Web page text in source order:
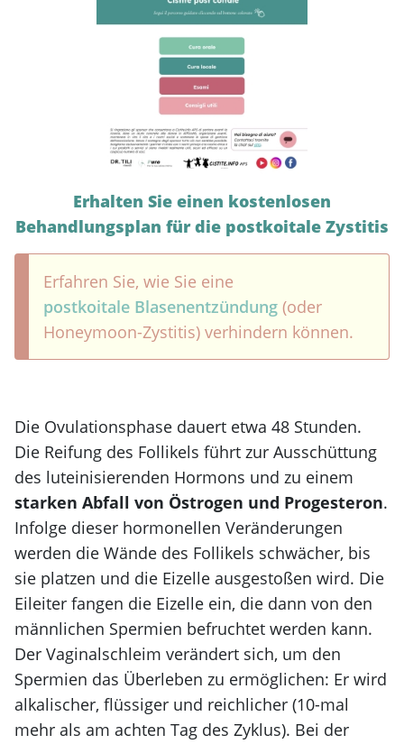
Erhalten Sie einen kostenlosen
Behandlungsplan für die postkoitale Zystitis
Erfahren Sie, wie Sie eine
postkoitale Blasenentzündung (oder
Honeymoon-Zystitis) verhindern können.
Die Ovulationsphase dauert etwa 48 Stunden.
Die Reifung des Follikels führt zur Ausschüttung
des luteinisierenden Hormons und zu einem
starken Abfall von Östrogen und Progesteron.
Infolge dieser hormonellen Veränderungen
werden die Wände des Follikels schwächer, bis
sie platzen und die Eizelle ausgestoßen wird. Die
Eileiter fangen die Eizelle ein, die dann von den
männlichen Spermien befruchtet werden kann.
Der Vaginalschleim verändert sich, um den
Spermien das Überleben zu ermöglichen: Er wird
alkalischer, flüssiger und reichlicher (10-mal
mehr als am achten Tag des Zyklus). Bei der